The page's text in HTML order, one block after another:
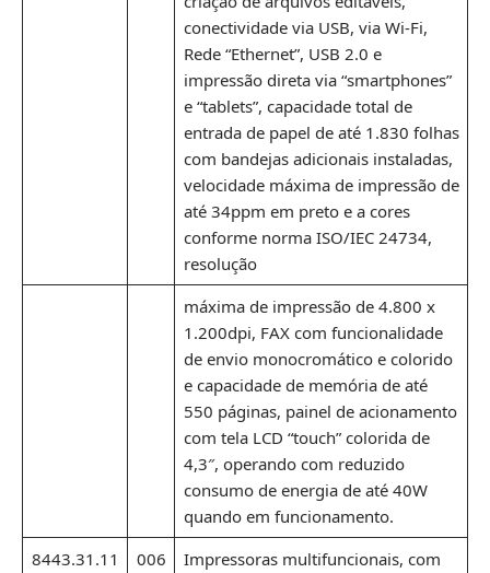
conectividade via USB, via Wi-Fi,
Rede “Ethernet”, USB 2.0 e
impressão direta via “smartphones”
e “tablets”, capacidade total de
entrada de papel de até 1.830 folhas
com bandejas adicionais instaladas,
velocidade máxima de impressão de
até 34ppm em preto e a cores
conforme norma ISO/IEC 24734,
resolução
máxima de impressão de 4.800 x
1.200dpi, FAX com funcionalidade
de envio monocromático e colorido
e capacidade de memória de até
550 páginas, painel de acionamento
com tela LCD “touch” colorida de
4,3″, operando com reduzido
consumo de energia de até 40W
quando em funcionamento.
8443.31.11
006
Impressoras multifuncionais, com